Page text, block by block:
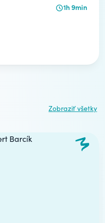
1h 9min
Zobraziť všetky